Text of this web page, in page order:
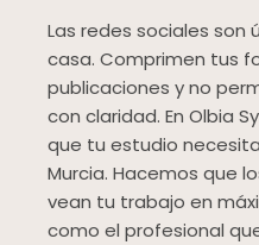
Las redes sociales son
casa. Comprimen tus
publicaciones y no
con claridad. En Olbia
que tu estudio
Murcia. Hacemos que
vean tu trabajo en
como el profesional